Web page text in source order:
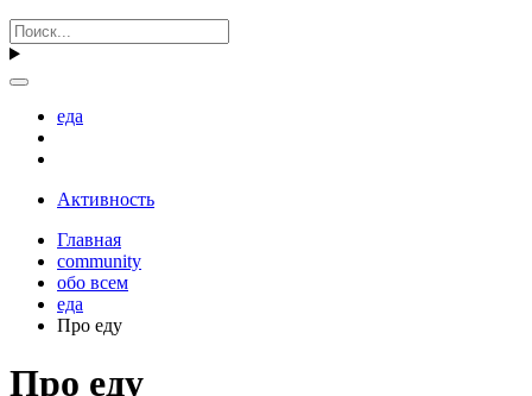
еда
Активность
Главная
community
обо всем
еда
Про еду
Про еду